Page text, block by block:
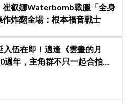
崔叡娜Waterbomb戰服「全身
炸翻全場：根本福音戰士
入伍在即！適逢《雲畫的月
週年，主角群不只一起合拍畫